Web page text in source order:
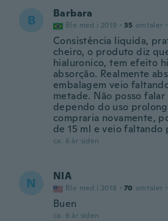
B Barbara
Ble med i 2019 · 35 omtaler ·
Consistência liquida,
cheiro, o produto diz
hialuronico, tem efeito
absorção. Realmente
embalagem veio
metade. Não posso
dependo do uso
compraria novamente,
de 15 ml e veio faltando
ca. 6 år siden
N NIA
Ble med i 2018 · 70 omtaler ·
Buen
ca. 6 år siden